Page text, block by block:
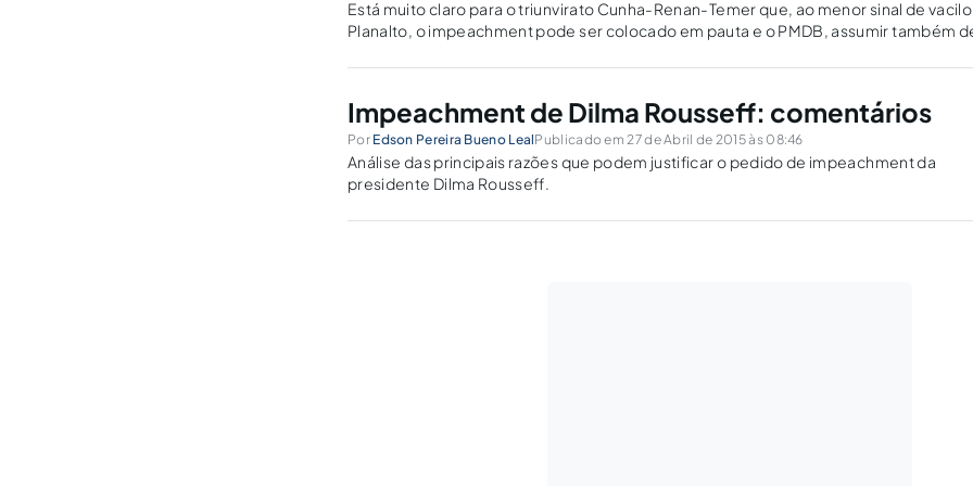
Está muito claro para o triunvirato Cunha-Renan-Temer que, ao menor sinal de
Planalto, o impeachment pode ser colocado em pauta e o PMDB, assumir também
Impeachment de Dilma Rousseff: comentários
Por Edson Pereira Bueno LealPublicado em 27 de Abril de 2015 às 08:46
Análise das principais razões que podem justificar o pedido de impeachment da
presidente Dilma Rousseff.